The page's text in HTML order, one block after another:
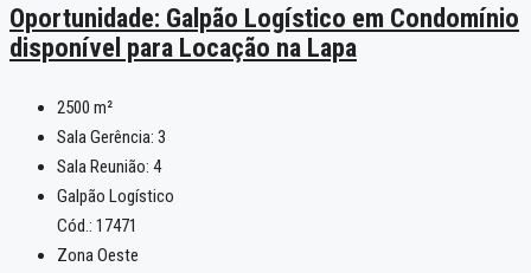
Oportunidade: Galpão Logístico em Condomínio
disponível para Locação na Lapa
2500 m²
Sala Gerência: 3
Sala Reunião: 4
Galpão Logístico
Cód.: 17471
Zona Oeste